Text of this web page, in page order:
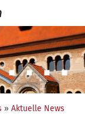
» Aktuelle News